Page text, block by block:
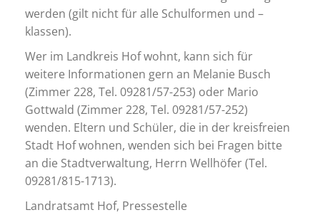
werden (gilt nicht für alle Schulformen und –
klassen).
Wer im Landkreis Hof wohnt, kann sich für
weitere Informationen gern an Melanie Busch
(Zimmer 228, Tel. 09281/57-253) oder Mario
Gottwald (Zimmer 228, Tel. 09281/57-252)
wenden. Eltern und Schüler, die in der kreisfreien
Stadt Hof wohnen, wenden sich bei Fragen bitte
an die Stadtverwaltung, Herrn Wellhöfer (Tel.
09281/815-1713).
Landratsamt Hof, Pressestelle